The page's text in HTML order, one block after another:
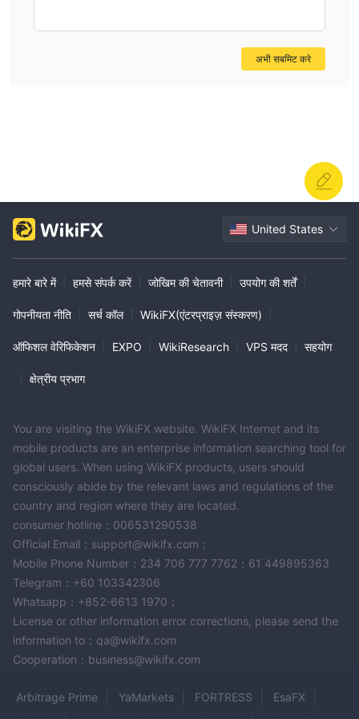
अभी सबमिट करे
United States
हमारे बारे में हमसे संपर्क करें जोखिम की चेतावनी उपयोग की शर्तें
गोपनीयता नीति सर्च कॉल WikiFX(एंटरप्राइज़ संस्करण)
ऑफिशल वेरिफिकेशन EXPO WikiResearch VPS मदद सहयोग
क्षेत्रीय प्रभाग
You are visiting the WikiFX website. WikiFX Internet and its
mobile products are an enterprise information searching tool for
global users. When using WikiFX products, users should
consciously abide by the relevant laws and regulations of the
country and region where they are located.
consumer hotline：006531290538
Official Email：support@wikifx.com；
Mobile Phone Number：234 706 777 7762；61 449895363
Telegram：+60 103342306
Whatsapp：+852-6613 1970；
License or other information error corrections, please send the
information to：qa@wikifx.com
Cooperation：business@wikifx.com
Arbitrage Prime YaMarkets FORTRESS
EsaFX